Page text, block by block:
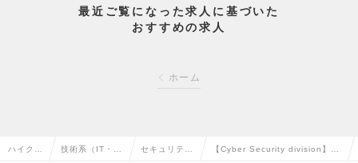
最近ご覧になった求人に基づいた
おすすめの求人
ホーム
ハイクラ 技術系（IT・W セキュリティ 【Cyber Security division】サ